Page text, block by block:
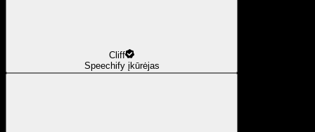
Cliff
Speechify įkūrėjas